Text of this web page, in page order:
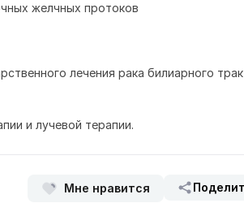
желчных протоков
лечения рака билиарного
и лучевой терапии.
Мне нравится